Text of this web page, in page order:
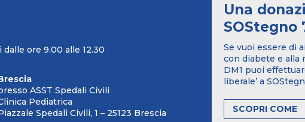
ore 9.00 alle 12.30
ASST Spedali Civili
Pediatrica
Spedali Civili, 1 – 25123 Brescia
Una
SOStegno
Se vuoi essere di
con diabete e alla
DM1 puoi
liberale’ a
SCOPRI COME